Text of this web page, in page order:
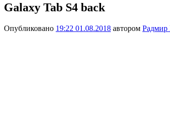
Galaxy Tab S4 back
Опубликовано 19:22 01.08.2018 автором Радмир